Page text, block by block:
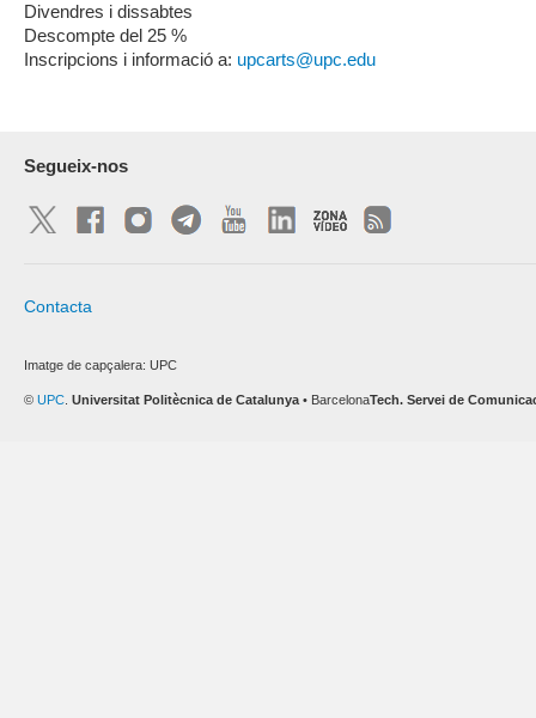
Divendres i dissabtes
Descompte del 25 %
Inscripcions i informació a: upcarts@upc.edu
Segueix-nos
Contacta
Imatge de capçalera: UPC
© UPC Universitat Politècnica de Catalunya • BarcelonaTech. Servei de